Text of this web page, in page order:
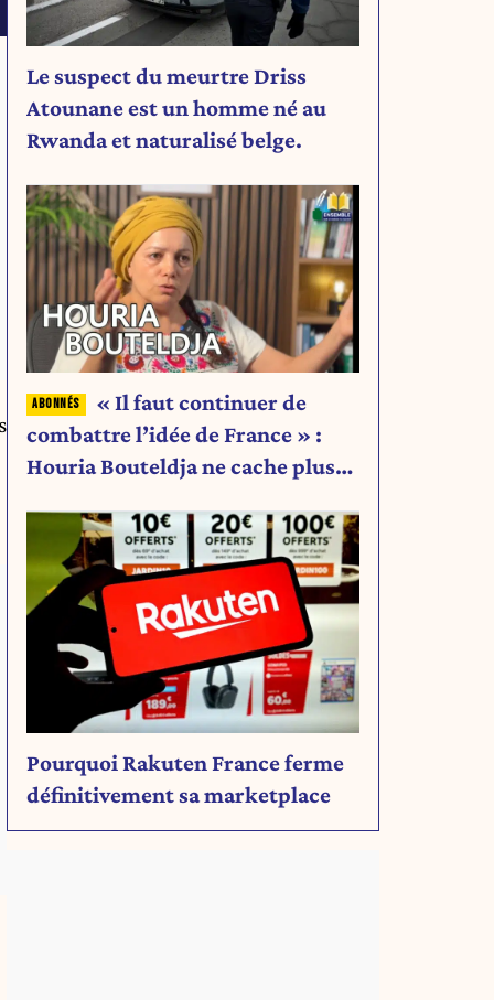
Le suspect du meurtre Driss
Atounane est un homme né au
Rwanda et naturalisé belge.
« Il faut continuer de
combattre l’idée de France » :
Houria Bouteldja ne cache plus
Pourquoi Rakuten France ferme
définitivement sa marketplace